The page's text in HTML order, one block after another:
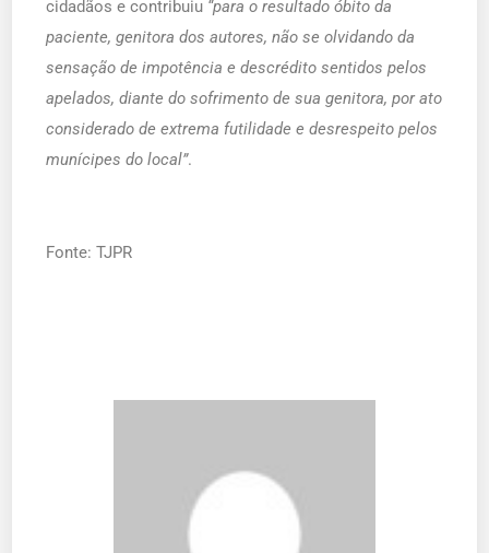
cidadãos e contribuiu “para o resultado óbito da
paciente, genitora dos autores, não se olvidando da
sensação de impotência e descrédito sentidos pelos
apelados, diante do sofrimento de sua genitora, por ato
considerado de extrema futilidade e desrespeito pelos
munícipes do local”.
Fonte: TJPR